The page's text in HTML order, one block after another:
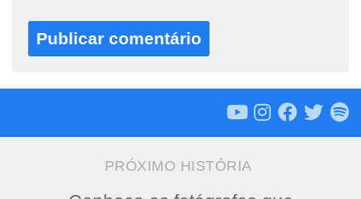
PRÓXIMO HISTÓRIA